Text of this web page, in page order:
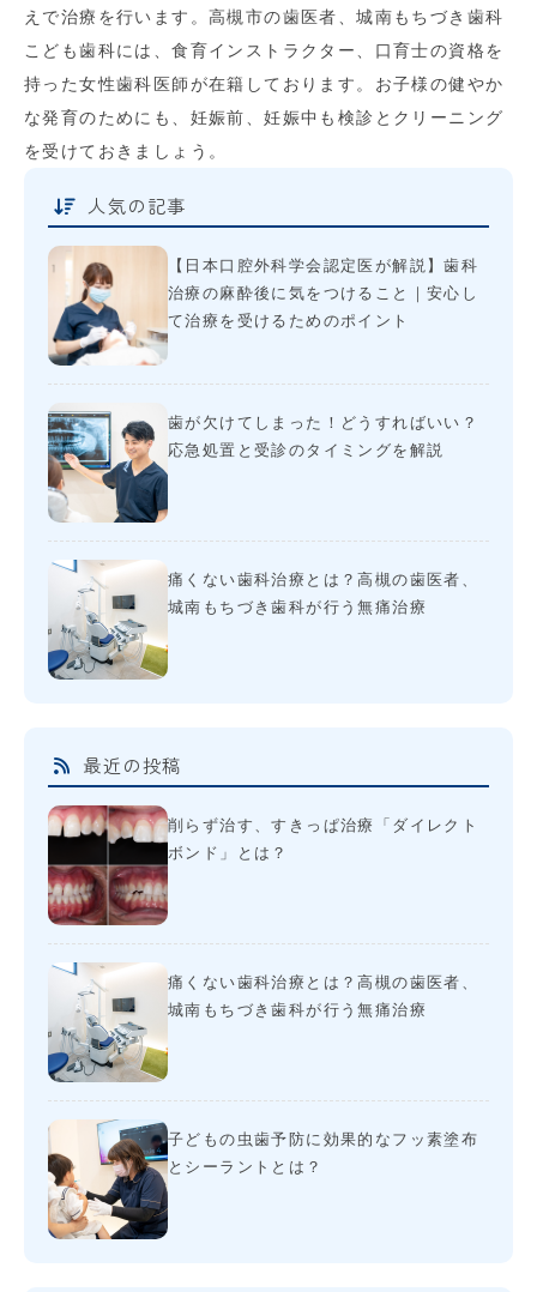
えで治療を行います。高槻市の歯医者、城南もちづき歯科
こども歯科には、食育インストラクター、口育士の資格を
持った女性歯科医師が在籍しております。お子様の健やか
な発育のためにも、妊娠前、妊娠中も検診とクリーニング
を受けておきましょう。
人気の記事
【日本口腔外科学会認定医が解説】歯科
治療の麻酔後に気をつけること｜安心し
て治療を受けるためのポイント
歯が欠けてしまった！どうすればいい？
応急処置と受診のタイミングを解説
痛くない歯科治療とは？高槻の歯医者、
城南もちづき歯科が行う無痛治療
最近の投稿
削らず治す、すきっぱ治療「ダイレクト
ボンド」とは？
痛くない歯科治療とは？高槻の歯医者、
城南もちづき歯科が行う無痛治療
子どもの虫歯予防に効果的なフッ素塗布
とシーラントとは？